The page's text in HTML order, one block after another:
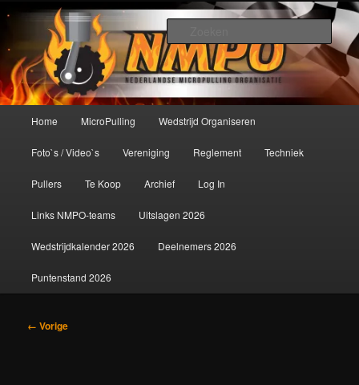
primaire
inhoudNederlandse MicroPulling
Organisatie
De meest krachtige modelbouwsport ter wereld!
Home MicroPulling Wedstrijd Organiseren
Foto`s / Video`s Vereniging Reglement Techniek
Pullers Te Koop Archief Log In
Links NMPO-teams Uitslagen 2026
Wedstrijdkalender 2026 Deelnemers 2026
Puntenstand 2026
Afbeeldingsnavigatie
← Vorige